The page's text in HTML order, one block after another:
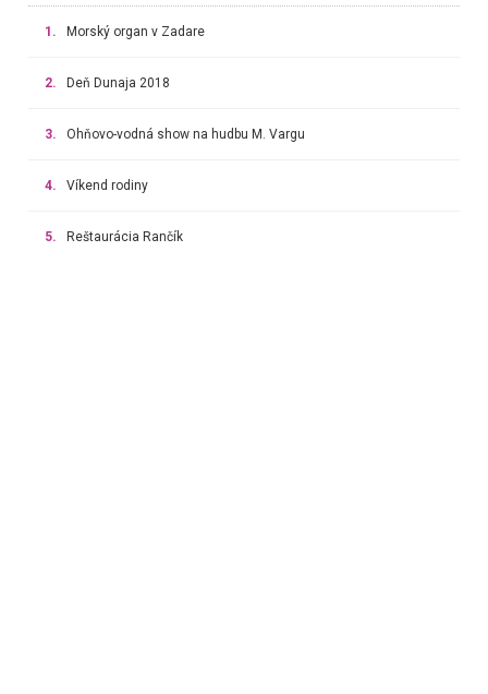
1. Morský organ v Zadare
2. Deň Dunaja 2018
3. Ohňovo-vodná show na hudbu M. Vargu
4. Víkend rodiny
5. Reštaurácia Rančík